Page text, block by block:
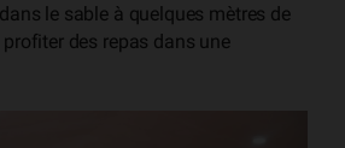
le sable à quelques mètres de
des repas dans une